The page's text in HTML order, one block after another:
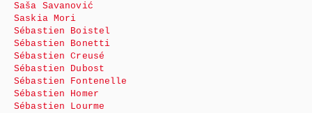
Saša Savanović
Saskia Mori
Sébastien Boistel
Sébastien Bonetti
Sébastien Creusé
Sébastien Dubost
Sébastien Fontenelle
Sébastien Homer
Sébastien Lourme